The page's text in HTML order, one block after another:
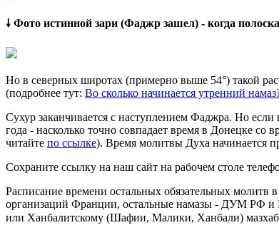
🠗 Фото истинной зари (Фаджр зашел) - когда
Но в северных широтах (примерно выше 54°) такой
(подробнее тут: Во сколько начинается утренний
Сухур заканчивается с наступлением Фаджра. Но если
года - насколько точно совпадает время в Донецке со
читайте по ссылке). Время молитвы Духа начинается
Сохраните ссылку на наш сайт на рабочем столе
Расписание времени остальных обязательных
организаций Франции, остальные намазы - ДУМ РФ и
или Ханбалитскому (Шафии, Малики, Ханбали)